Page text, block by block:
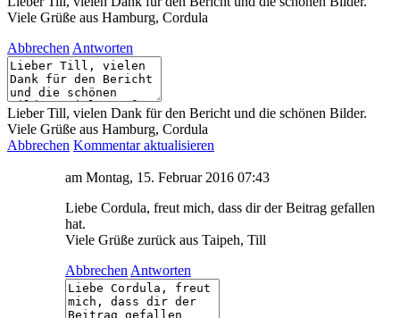
Viele Grüße aus Hamburg, Cordula
Abbrechen Antworten
Lieber Till, vielen Dank für den Bericht und die schönen Bilder.
Viele Grüße aus Hamburg, Cordula
Abbrechen Kommentar aktualisieren
am Montag, 15. Februar 2016 07:43
Liebe Cordula, freut mich, dass dir der Beitrag gefallen
hat.
Viele Grüße zurück aus Taipeh, Till
Abbrechen Antworten